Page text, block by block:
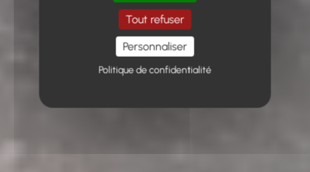
Tout refuser
Personnaliser
Politique de confidentialité